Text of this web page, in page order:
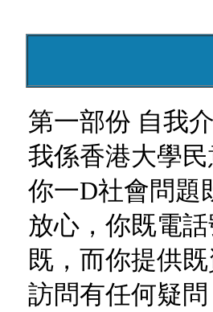
第一部份 自我
我係香港大學
你一D社會問題
放心，你既電
既，而你提供
訪問有任何疑